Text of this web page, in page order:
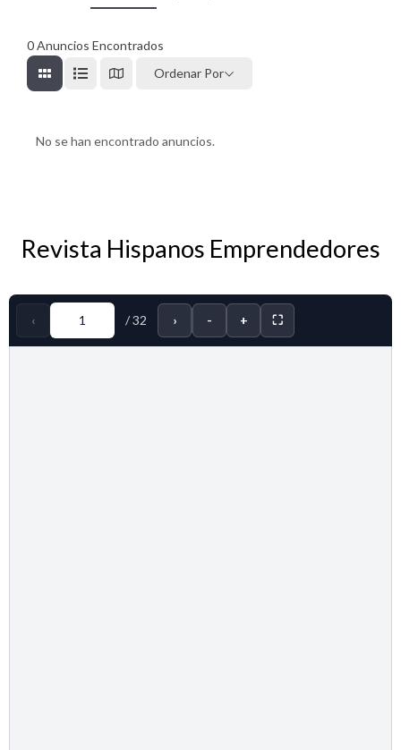
0Anuncios Encontrados
Ordenar Por
No se han encontrado anuncios.
Revista Hispanos Emprendedores
‹ /32 › - + ⛶